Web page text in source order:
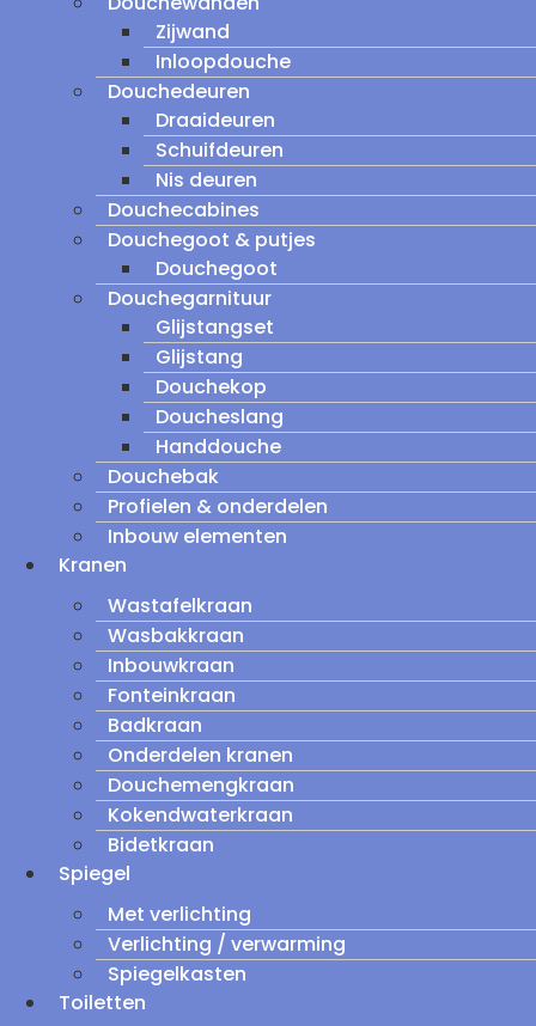
Zijwand
Inloopdouche
Douchedeuren
Draaideuren
Schuifdeuren
Nis deuren
Douchecabines
Douchegoot & putjes
Douchegoot
Douchegarnituur
Glijstangset
Glijstang
Douchekop
Doucheslang
Handdouche
Douchebak
Profielen & onderdelen
Inbouw elementen
Kranen
Wastafelkraan
Wasbakkraan
Inbouwkraan
Fonteinkraan
Badkraan
Onderdelen kranen
Douchemengkraan
Kokendwaterkraan
Bidetkraan
Spiegel
Met verlichting
Verlichting / verwarming
Spiegelkasten
Toiletten